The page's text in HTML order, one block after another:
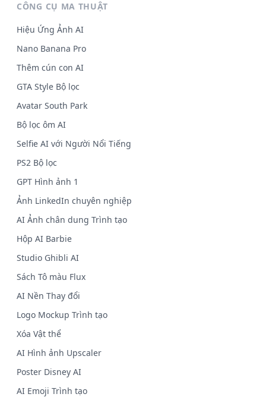
CÔNG CỤ MA THUẬT
Hiệu Ứng Ảnh AI
Nano Banana Pro
Thêm cún con AI
GTA Style Bộ lọc
Avatar South Park
Bộ lọc ôm AI
Selfie AI với Người Nổi Tiếng
PS2 Bộ lọc
GPT Hình ảnh 1
Ảnh LinkedIn chuyên nghiệp
AI Ảnh chân dung Trình tạo
Hộp AI Barbie
Studio Ghibli AI
Sách Tô màu Flux
AI Nền Thay đổi
Logo Mockup Trình tạo
Xóa Vật thể
AI Hình ảnh Upscaler
Poster Disney AI
AI Emoji Trình tạo